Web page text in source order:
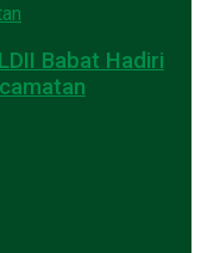
Babat Hadiri